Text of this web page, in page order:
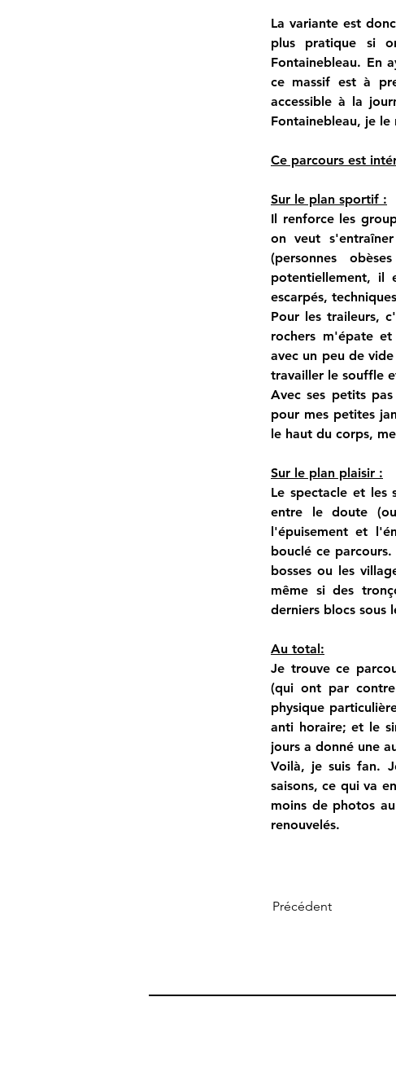
La variante est
plus pratique si
Fontainebleau. En
ce massif est à
accessible à la
Fontainebleau, je
Ce parcours est
Sur le plan sportif :
Il renforce les
on veut
(personnes
potentiellement, il
escarpés,
Pour les traileurs,
rochers m'épate
avec un peu de
travailler le souffle
Avec ses petits
pour mes petites
le haut du corps,
Sur le plan plaisir :
Le spectacle et les
entre le doute
l'épuisement et
bouclé ce
bosses ou les
même si des
derniers blocs sous
Au total:
Je trouve ce
(qui ont par
physique
anti horaire; et le
jours a donné une
Voilà, je suis fan.
saisons, ce qui va
moins de photos
renouvelés.
Précédent